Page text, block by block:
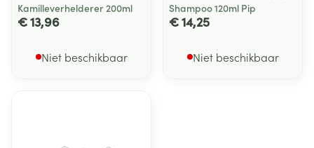
Kamilleverhelderer 200ml
€ 13,96
Niet beschikbaar
Shampoo 120ml Pip
€ 14,25
Niet beschikbaar